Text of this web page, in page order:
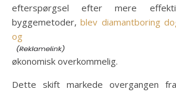
efterspørgsel efter mere
byggemetoder,blev diamantboring
og
økonomisk overkommelig.
Dette skift markede overgangen